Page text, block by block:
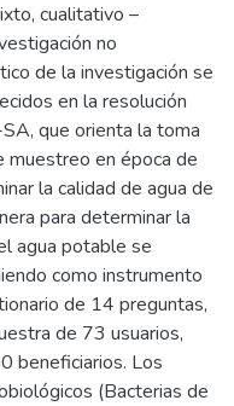
cualitativo –
no
de la investigación se
en la resolución
que orienta la toma
en época de
la calidad de agua de
para determinar la
agua potable se
como instrumento
de 14 preguntas,
de 73 usuarios,
beneficiarios. Los
(Bacterias de